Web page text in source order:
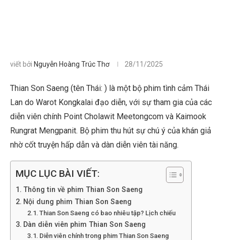
viết bởi Nguyễn Hoàng Trúc Thơ 28/11/2025
Thian Son Saeng (tên Thái: ) là một bộ phim tình cảm Thái
Lan do Warot Kongkalai đạo diễn, với sự tham gia của các
diễn viên chính Point Cholawit Meetongcom và Kaimook
Rungrat Mengpanit. Bộ phim thu hút sự chú ý của khán giả
nhờ cốt truyện hấp dẫn và dàn diễn viên tài năng.
MỤC LỤC BÀI VIẾT:
Thông tin về phim Thian Son Saeng
Nội dung phim Thian Son Saeng
Thian Son Saeng có bao nhiêu tập? Lịch chiếu
Dàn diễn viên phim Thian Son Saeng
Diễn viên chính trong phim Thian Son Saeng